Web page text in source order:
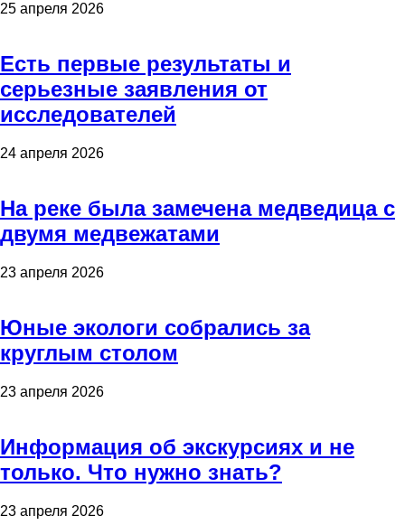
25 апреля 2026
Есть первые результаты и
серьезные заявления от
исследователей
24 апреля 2026
На реке была замечена медведица с
двумя медвежатами
23 апреля 2026
Юные экологи собрались за
круглым столом
23 апреля 2026
Информация об экскурсиях и не
только. Что нужно знать?
23 апреля 2026